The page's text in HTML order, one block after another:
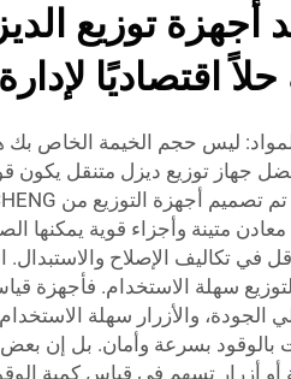
أجهزة توزيع
اقتصاديًا
ليس حجم الخيمة الخاص بك
جهاز توزيع ديزل متنقل يكون
متينة وأجزاء قوية يمكنها
في تكاليف الإصلاح
سهلة الاستخدام. فأجهزة
الجودة، والأزرار سهلة
بالوقود بسرعة وأمان. بل إن
أزرار تسهم في قياس كمية